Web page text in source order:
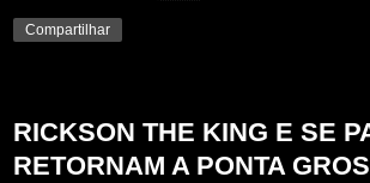
Compartilhar
RICKSON THE KING E SE
RETORNAM A PONTA